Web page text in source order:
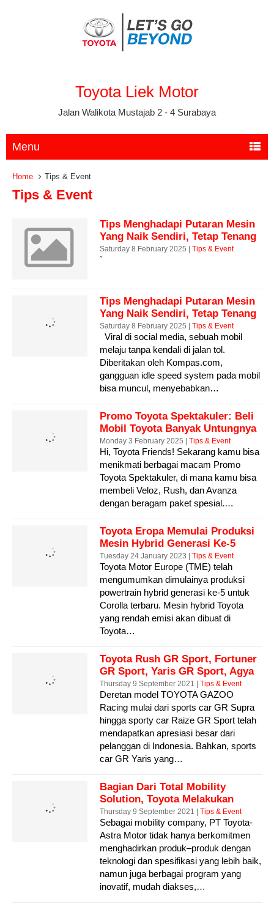
Toyota Liek Motor
Jalan Walikota Mustajab 2 - 4 Surabaya
Menu
Home Tips & Event
Tips & Event
Tips Menghadapi Putaran Mesin
Yang Naik Sendiri, Tetap Tenang
Dan Gunakan Pedal Rem Untuk
Mengatur Laju Mobil
Saturday 8 February 2025 | Tips & Event
`
Tips Menghadapi Putaran Mesin
Yang Naik Sendiri, Tetap Tenang
Dan Gunakan Pedal Rem Untuk
Mengatur Laju Mobil
Saturday 8 February 2025 | Tips & Event
Viral di social media, sebuah mobil
melaju tanpa kendali di jalan tol.
Diberitakan oleh Kompas.com,
gangguan idle speed system pada mobil
bisa muncul, menyebabkan…
Promo Toyota Spektakuler: Beli
Mobil Toyota Banyak Untungnya
Monday 3 February 2025 | Tips & Event
Hi, Toyota Friends! Sekarang kamu bisa
menikmati berbagai macam Promo
Toyota Spektakuler, di mana kamu bisa
membeli Veloz, Rush, dan Avanza
dengan beragam paket spesial.…
Toyota Eropa Memulai Produksi
Mesin Hybrid Generasi Ke-5
Yang Lebih Bertenaga Dan
Ramah Lingkungan
Tuesday 24 January 2023 | Tips & Event
Toyota Motor Europe (TME) telah
mengumumkan dimulainya produksi
powertrain hybrid generasi ke-5 untuk
Corolla terbaru. Mesin hybrid Toyota
yang rendah emisi akan dibuat di
Toyota…
Toyota Rush GR Sport, Fortuner
GR Sport, Yaris GR Sport, Agya
GR Sport Dan Veloz GR Limited
Hadir Eksklusif Di Indonesia
Thursday 9 September 2021 | Tips & Event
Deretan model TOYOTA GAZOO
Racing mulai dari sports car GR Supra
hingga sporty car Raize GR Sport telah
mendapatkan apresiasi besar dari
pelanggan di Indonesia. Bahkan, sports
car GR Yaris yang…
Bagian Dari Total Mobility
Solution, Toyota Melakukan
Peningkatan Dan Penambahan
Layanan Baru Kepada Pelanggan
Thursday 9 September 2021 | Tips & Event
Sebagai mobility company, PT Toyota-
Astra Motor tidak hanya berkomitmen
menghadirkan produk–produk dengan
teknologi dan spesifikasi yang lebih baik,
namun juga berbagai program yang
inovatif, mudah diakses,…